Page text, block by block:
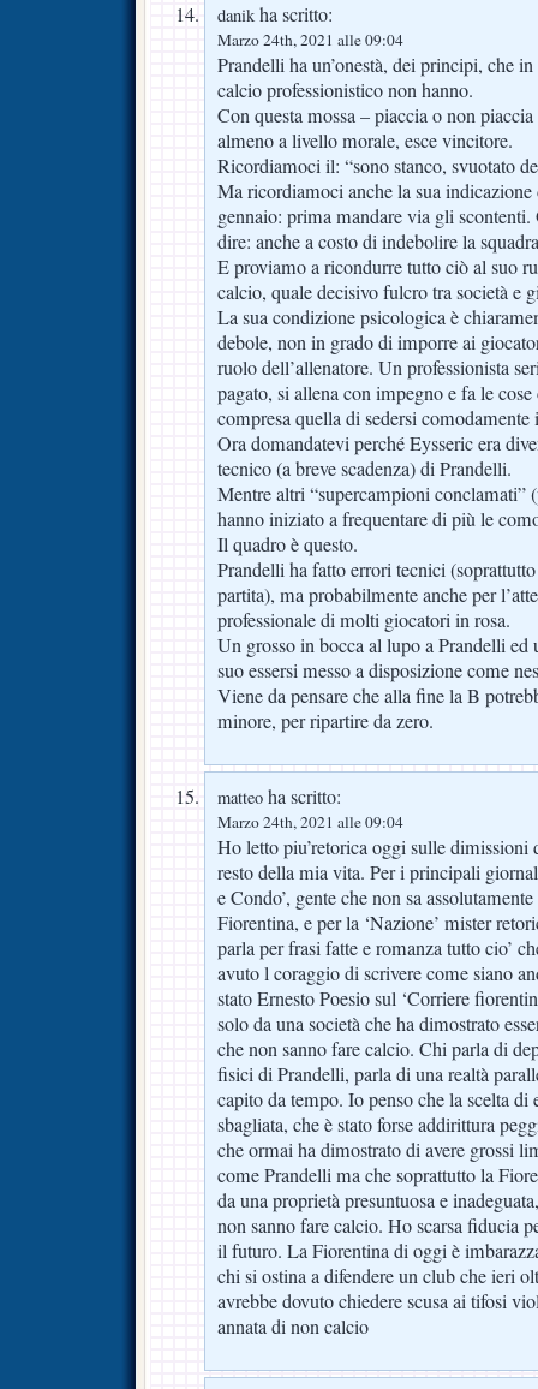
danik ha scritto:
Marzo 24th, 2021 alle 09:04
Prandelli ha un’onestà, dei principi, che
calcio professionistico non hanno.
Con questa mossa – piaccia o non
almeno a livello morale, esce vincitore.
Ricordiamoci il: “sono stanco, svuotato
Ma ricordiamoci anche la sua
gennaio: prima mandare via gli
dire: anche a costo di indebolire la
E proviamo a ricondurre tutto ciò al suo
calcio, quale decisivo fulcro tra società e
La sua condizione psicologica è
debole, non in grado di imporre ai
ruolo dell’allenatore. Un professionista
pagato, si allena con impegno e fa le
compresa quella di sedersi
Ora domandatevi perché Eysseric era
tecnico (a breve scadenza) di Prandelli.
Mentre altri “supercampioni conclamati”
hanno iniziato a frequentare di più le
Il quadro è questo.
Prandelli ha fatto errori tecnici
partita), ma probabilmente anche per
professionale di molti giocatori in rosa.
Un grosso in bocca al lupo a Prandelli
suo essersi messo a disposizione come
Viene da pensare che alla fine la B
minore, per ripartire da zero.
matteo ha scritto:
Marzo 24th, 2021 alle 09:04
Ho letto piu’retorica oggi sulle
resto della mia vita. Per i principali
e Condo’, gente che non sa
Fiorentina, e per la ‘Nazione’ mister
parla per frasi fatte e romanza tutto cio’
avuto l coraggio di scrivere come siano
stato Ernesto Poesio sul ‘Corriere
solo da una società che ha dimostrato
che non sanno fare calcio. Chi parla di
fisici di Prandelli, parla di una realtà
capito da tempo. Io penso che la scelta di
sbagliata, che è stato forse addirittura
che ormai ha dimostrato di avere grossi
come Prandelli ma che soprattutto la
da una proprietà presuntuosa e
non sanno fare calcio. Ho scarsa fiducia
il futuro. La Fiorentina di oggi è
chi si ostina a difendere un club che ieri
avrebbe dovuto chiedere scusa ai tifosi
annata di non calcio